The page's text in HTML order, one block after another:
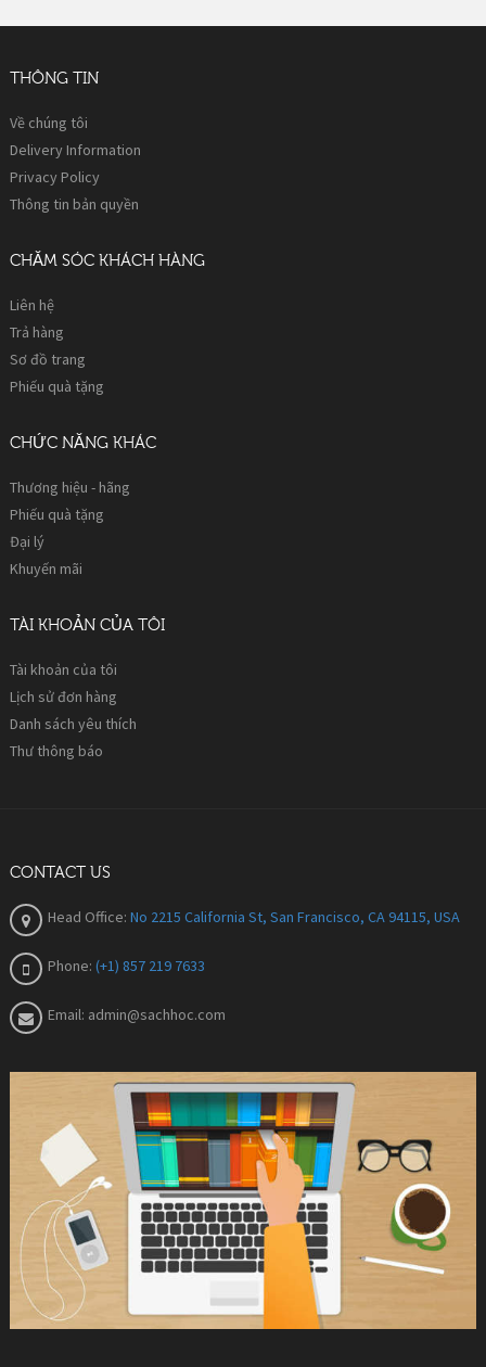
THÔNG TIN
Về chúng tôi
Delivery Information
Privacy Policy
Thông tin bản quyền
CHĂM SÓC KHÁCH HÀNG
Liên hệ
Trả hàng
Sơ đồ trang
Phiếu quà tặng
CHỨC NĂNG KHÁC
Thương hiệu - hãng
Phiếu quà tặng
Đại lý
Khuyến mãi
TÀI KHOẢN CỦA TÔI
Tài khoản của tôi
Lịch sử đơn hàng
Danh sách yêu thích
Thư thông báo
CONTACT US
Head Office: No 2215 California St, San Francisco, CA 94115, USA
Phone: (+1) 857 219 7633
Email: admin@sachhoc.com